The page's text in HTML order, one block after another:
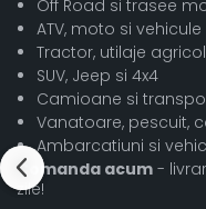
Off Road si trasee
ATV, moto si
Tractor, utilaje
SUV, Jeep si 4x4
Camioane si
Vanatoare, pescuit,
Ambarcatiuni si
Comanda acum -
zile!